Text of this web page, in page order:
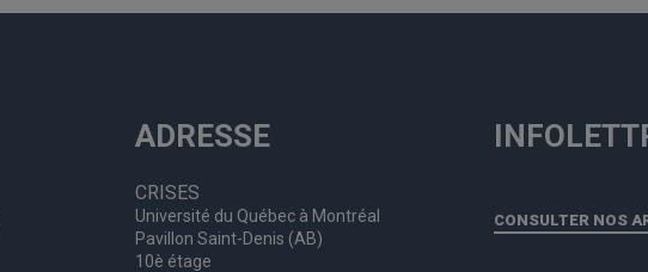
ADRESSE
CRISES
Université du Québec à Montréal
Pavillon Saint-Denis (AB)
10è étage
CONSULTER NOS